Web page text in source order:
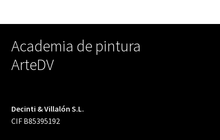
Academia de pintura
ArteDV
Decinti & Villalón S.L.
CIF B85395192